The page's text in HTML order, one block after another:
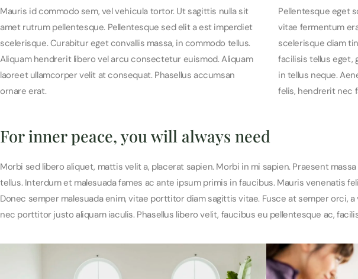
Mauris id commodo sem, vel vehicula tortor. Ut sagittis nulla sit
amet rutrum pellentesque. Pellentesque sed elit a est imperdiet
scelerisque. Curabitur eget convallis massa, in commodo tellus.
Aliquam hendrerit libero vel arcu consectetur euismod. Aliquam
laoreet ullamcorper velit at consequat. Phasellus accumsan
ornare erat.
Pellentesque eget
vitae fermentum
scelerisque diam
facilisis tellus eget,
in tellus neque.
felis, hendrerit nec
For inner peace, you will always need
Morbi sed libero aliquet, mattis velit a, placerat sapien. Morbi in mi sapien. Praesent
tellus. Interdum et malesuada fames ac ante ipsum primis in faucibus. Mauris venenatis
Donec semper malesuada enim, vitae porttitor diam sagittis vitae. Fusce at semper orci,
nec porttitor justo aliquam iaculis. Phasellus libero velit, faucibus eu pellentesque ac,